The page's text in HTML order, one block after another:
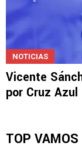
NOTICIAS
Vicente
por Cruz Azul
TOP